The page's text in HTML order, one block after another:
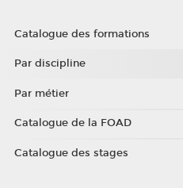
Catalogue des formations
Par discipline
Par métier
Catalogue de la FOAD
Catalogue des stages